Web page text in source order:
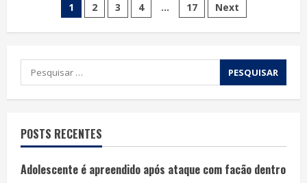
1 2 3 4 … 17 Next
POSTS RECENTES
Adolescente é apreendido após ataque com facão dentro